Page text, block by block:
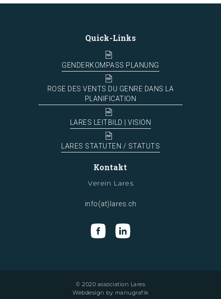
Quick-Links
GENDERKOMPASS PLANUNG
ROSE DES VENTS DU GENRE DANS LA
PLANIFICATION
LARES LEITBILD | VISION
LARES STATUTEN / STATUTS
Kontakt
Verein Lares
info(at)lares.ch
© 2020 association Lares
Webdesign by manugrafik